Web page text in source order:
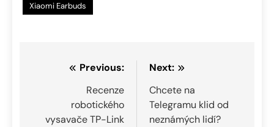
Xiaomi Earbuds
Navigace
příspěvek
Previous:
Recenze
robotického
vysavače TP-Link
Next:
Chcete na
Telegramu klid od
neznámých lidí?